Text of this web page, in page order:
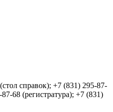
справок); +7 (831) 295-87-
68 (регистратура); +7 (831)